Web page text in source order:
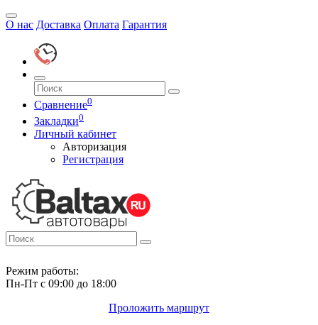
О нас Доставка Оплата Гарантия
Сравнение0
Закладки0
Личный кабинет
Авторизация
Регистрация
Режим работы:
Пн-Пт с 09:00 до 18:00
Проложить маршрут